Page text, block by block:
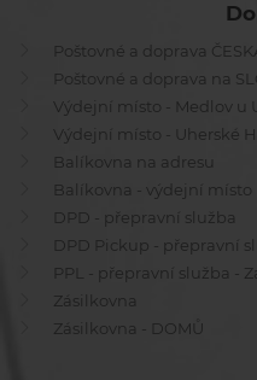
Poštovné a doprava
Poštovné a doprava na
Výdejní místo - Medlov u
Výdejní místo - Uherské
Balíkovna na adresu
Balíkovna - výdejní místo
DPD - přepravní služba
DPD Pickup - přepravní
PPL - přepravní služba -
Zásilkovna
Zásilkovna - DOMŮ